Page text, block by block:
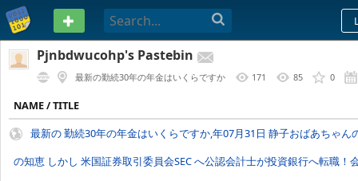
PASTEBIN
Pjnbdwucohp's Pastebin
最新の勤続30年の年金はいくらですか 171 85 0
NAME / TITLE
最新の 勤続30年の年金はいくらですか,年07月31日 静子おばあちゃん
の知恵 しかし 米国証券取引委員会SEC へ公認会計士が投資銀行へ転職！